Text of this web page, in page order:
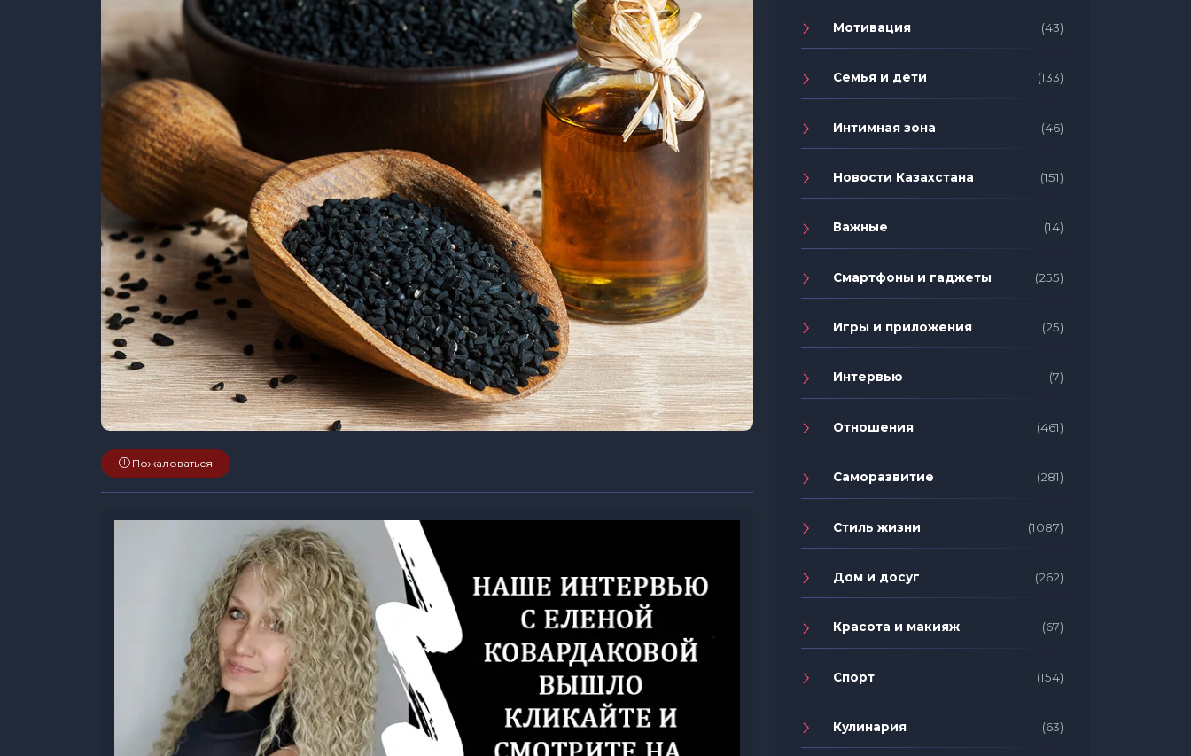
Пожаловаться
Мотивация (43)
Семья и дети (133)
Интимная зона (46)
Новости Казахстана (151)
Важные (14)
Смартфоны и гаджеты (255)
Игры и приложения (25)
Интервью (7)
Отношения (461)
Саморазвитие (281)
Стиль жизни (1087)
Дом и досуг (262)
Красота и макияж (67)
Спорт (154)
Кулинария (63)